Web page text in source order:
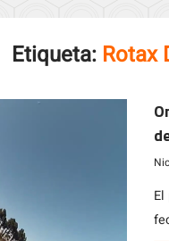
Etiqueta: Rotax